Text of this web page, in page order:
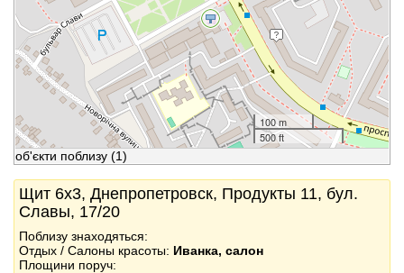
100 m
500 ft
об'єкти поблизу (1)
Щит 6x3, Днепропетровск, Продукты 11, бул.
Славы, 17/20
Поблизу знаходяться:
Отдых / Салоны красоты: Иванка, салон
Площини поруч: